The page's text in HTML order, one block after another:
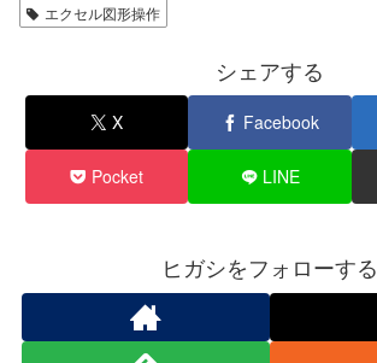
エクセル図形操作
シェアする
X Facebook
Pocket LINE
ヒガシをフォローする